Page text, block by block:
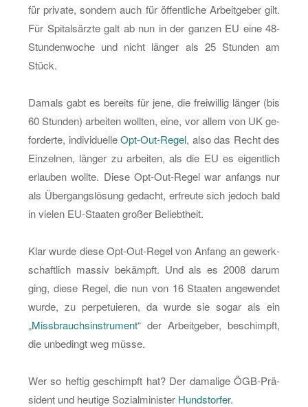
für pri­va­te, son­dern auch für öf­fent­li­che Ar­beit­ge­ber gilt.
Für Spi­tals­ärz­te galt ab nun in der gan­zen EU eine 48-
Stun­den­wo­che und nicht län­ger als 25 Stun­den am
Stück.
Da­mals gabt es be­reits für jene, die frei­wil­lig län­ger (bis
60 Stun­den) ar­bei­ten woll­ten, eine, vor allem von UK ge­
for­der­te, in­di­vi­du­el­leOpt-Out-Re­gel, also das Recht des
Ein­zel­nen, län­ger zu ar­bei­ten, als die EU es ei­gent­lich
er­lau­ben woll­te. Diese Opt-Out-Re­gel war an­fangs nur
als Über­gangs­lö­sung ge­dacht, er­freu­te sich je­doch bald
in vie­len EU-Staa­ten gro­ßer Be­liebt­heit.
Klar wurde diese Opt-Out-Re­gel von An­fang an ge­werk­
schaft­lich mas­siv be­kämpft. Und als es 2008 darum
ging, diese Regel, die nun von 16 Staa­ten an­ge­wen­det
wurde, zu per­pe­tu­ie­ren, da wurde sie sogar als ein
„Miss­brauchs­in­stru­ment“ der Ar­beit­ge­ber, be­schimpft,
die un­be­dingt weg müsse.
Wer so hef­tig ge­schimpft hat? Der da­ma­li­ge ÖGB-Prä­
si­dent und heu­ti­ge So­zi­al­mi­nis­ter Hund­stor­fer.